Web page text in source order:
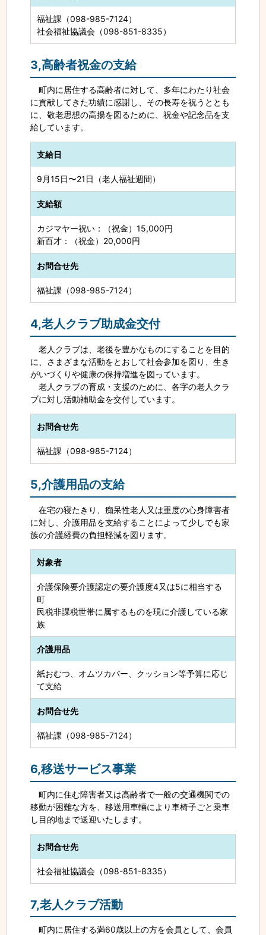
福祉課（098-985-7124）
社会福祉協議会（098-851-8335）
3,高齢者祝金の支給
町内に居住する高齢者に対して、多年にわたり社会
に貢献してきた功績に感謝し、その長寿を祝うととも
に、敬老思想の高揚を図るために、祝金や記念品を支
給しています。
支給日
9月15日〜21日（老人福祉週間）
支給額
カジマヤー祝い：（祝金）15,000円
新百才：（祝金）20,000円
お問合せ先
福祉課（098-985-7124）
4,老人クラブ助成金交付
老人クラブは、老後を豊かなものにすることを目的
に、さまざまな活動をとおして社会参加を図り、生き
がいづくりや健康の保持増進を図っています。
老人クラブの育成・支援のために、各字の老人クラ
ブに対し活動補助金を交付しています。
お問合せ先
福祉課（098-985-7124）
5,介護用品の支給
在宅の寝たきり、痴呆性老人又は重度の心身障害者
に対し、介護用品を支給することによって少しでも家
族の介護経費の負担軽減を図ります。
対象者
介護保険要介護認定の要介護度4又は5に相当する
町
民税非課税世帯に属するものを現に介護している家
族
介護用品
紙おむつ、オムツカバー、クッション等予算に応じ
て支給
お問合せ先
福祉課（098-985-7124）
6,移送サービス事業
町内に住む障害者又は高齢者で一般の交通機関での
移動が困難な方を、移送用車輛により車椅子ごと乗車
し目的地まで送迎いたします。
お問合せ先
社会福祉協議会（098-851-8335）
7,老人クラブ活動
町内に居住する満60歳以上の方を会員として、会員